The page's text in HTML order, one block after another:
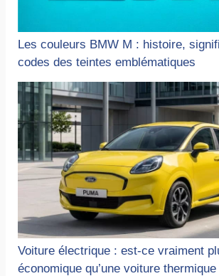
Les couleurs BMW M : histoire,
codes des teintes emblématiques
Voiture électrique : est-ce vraiment
économique qu’une voiture